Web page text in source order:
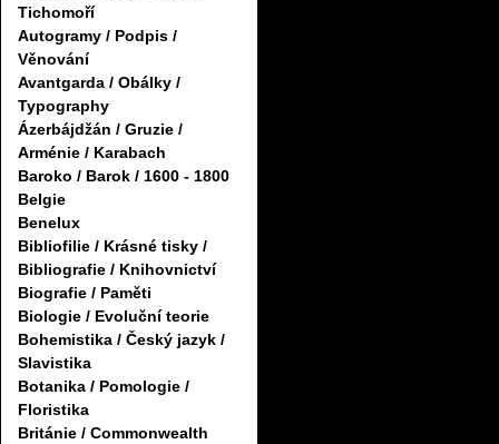
Tichomoří
Autogramy / Podpis /
Věnování
Avantgarda / Obálky /
Typography
Ázerbájdžán / Gruzie /
Arménie / Karabach
Baroko / Barok / 1600 - 1800
Belgie
Benelux
Bibliofilie / Krásné tisky /
Bibliografie / Knihovnictví
Biografie / Paměti
Biologie / Evoluční teorie
Bohemistika / Český jazyk /
Slavistika
Botanika / Pomologie /
Floristika
Británie / Commonwealth